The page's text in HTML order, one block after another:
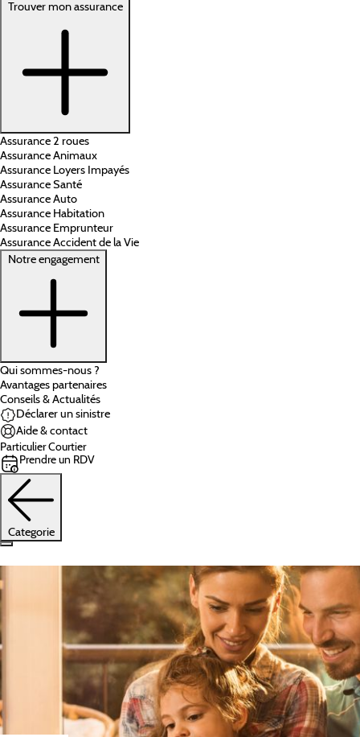
Trouver mon assurance
Assurance 2 roues
Assurance Animaux
Assurance Loyers Impayés
Assurance Santé
Assurance Auto
Assurance Habitation
Assurance Emprunteur
Assurance Accident de la Vie
Notre engagement
Qui sommes-nous ?
Avantages partenaires
Conseils & Actualités
Déclarer un sinistre
Aide & contact
ParticulierCourtier
Prendre un RDV
Categorie